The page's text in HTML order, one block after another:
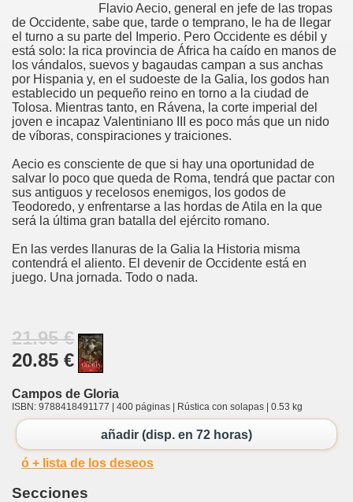
Flavio Aecio, general en jefe de las tropas
de Occidente, sabe que, tarde o temprano, le ha de llegar
el turno a su parte del Imperio. Pero Occidente es débil y
está solo: la rica provincia de África ha caído en manos de
los vándalos, suevos y bagaudas campan a sus anchas
por Hispania y, en el sudoeste de la Galia, los godos han
establecido un pequeño reino en torno a la ciudad de
Tolosa. Mientras tanto, en Rávena, la corte imperial del
joven e incapaz Valentiniano III es poco más que un nido
de víboras, conspiraciones y traiciones.
Aecio es consciente de que si hay una oportunidad de
salvar lo poco que queda de Roma, tendrá que pactar con
sus antiguos y recelosos enemigos, los godos de
Teodoredo, y enfrentarse a las hordas de Atila en la que
será la última gran batalla del ejército romano.
En las verdes llanuras de la Galia la Historia misma
contendrá el aliento. El devenir de Occidente está en
juego. Una jornada. Todo o nada.
21.95 €
20.85 €
Campos de Gloria
ISBN: 9788418491177 | 400 páginas | Rústica con solapas | 0.53 kg
añadir (disp. en 72 horas)
ó + lista de los deseos
Secciones